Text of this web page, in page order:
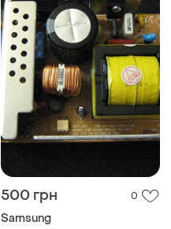
500 грн 0
Samsung